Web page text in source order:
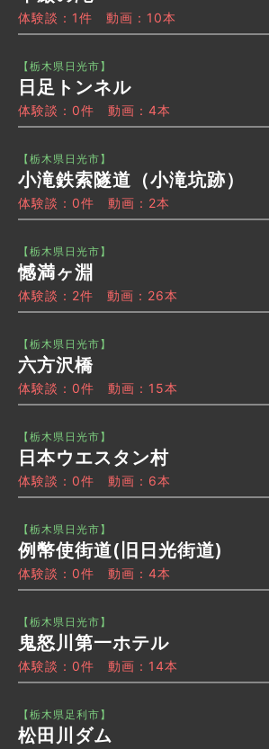
体験談：1件 動画：10本
【栃木県日光市】
日足トンネル
体験談：0件 動画：4本
【栃木県日光市】
小滝鉄索隧道（小滝坑跡）
体験談：0件 動画：2本
【栃木県日光市】
憾満ヶ淵
体験談：2件 動画：26本
【栃木県日光市】
六方沢橋
体験談：0件 動画：15本
【栃木県日光市】
日本ウエスタン村
体験談：0件 動画：6本
【栃木県日光市】
例幣使街道(旧日光街道)
体験談：0件 動画：4本
【栃木県日光市】
鬼怒川第一ホテル
体験談：0件 動画：14本
【栃木県足利市】
松田川ダム